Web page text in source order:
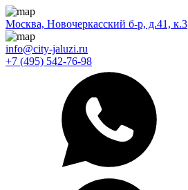
Москва, Новочеркасский б-р, д.41, к.3
info@city-jaluzi.ru
+7 (495) 542-76-98